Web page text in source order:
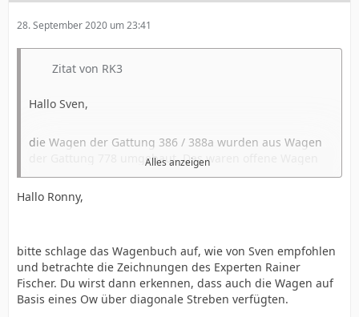
28. September 2020 um 23:41
Zitat von RK3
Hallo Sven,
die Wagen der Gattung 386 / 388a wurden aus Wagen
der Gattung 778 umgebaut. Das waren offene Wagen
mit einer Länge von 4,78m deren Seitenwände über die
gesamte Länge zu öffnen waren. Aus diesem Grund
verfügten diese insgesamt 5 Fäkalienwagen nicht über
als offener Wagen schlicht im Weg gewesen.
Die insgesamt 7 nachgebauten Wagen wurden direkt
als Privatwagen gebaut und sollten auch nur zum
Fäkalientransport genutzt werden, daher besaßen sie
diese Strebe.
Alles anzeigen
Hallo Ronny,
bitte schlage das Wagenbuch auf, wie von Sven empfohlen
und betrachte die Zeichnungen des Experten Rainer
Fischer. Du wirst dann erkennen, dass auch die Wagen auf
Basis eines Ow über diagonale Streben verfügten.